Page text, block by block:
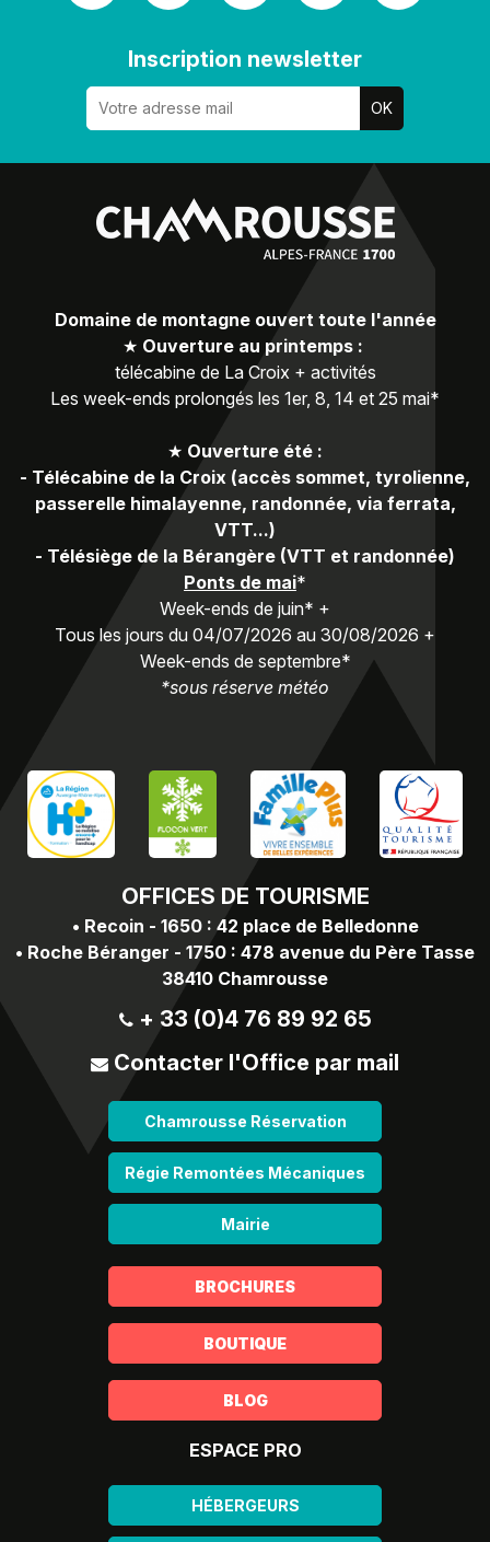
Inscription newsletter
OFFICES DE TOURISME
• Recoin - 1650 : 42 place de Belledonne
• Roche Béranger - 1750 : 478 avenue du Père Tasse
38410 Chamrousse
+ 33 (0)4 76 89 92 65
Contacter l'Office par mail
Chamrousse Réservation
Régie Remontées Mécaniques
Mairie
Domaine de montagne ouvert toute l'année
★ Ouverture au printemps :
télécabine de La Croix + activités
Les week-ends prolongés les 1er, 8, 14 et 25 mai*
★ Ouverture été :
- Télécabine de la Croix (accès sommet, tyrolienne,
passerelle himalayenne, randonnée, via ferrata,
VTT...)
- Télésiège de la Bérangère (VTT et randonnée)
Ponts de mai*
Week-ends de juin* +
Tous les jours du 04/07/2026 au 30/08/2026 +
Week-ends de septembre*
*sous réserve météo
BROCHURES
BOUTIQUE
BLOG
ESPACE PRO
HÉBERGEURS